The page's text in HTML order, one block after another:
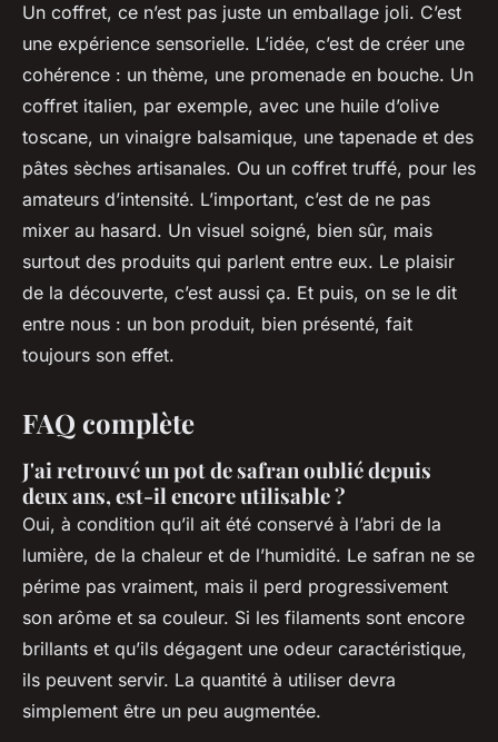
Un coffret, ce n’est pas juste un emballage joli. C’est
une expérience sensorielle. L’idée, c’est de créer une
cohérence : un thème, une promenade en bouche. Un
coffret italien, par exemple, avec une huile d’olive
toscane, un vinaigre balsamique, une tapenade et des
pâtes sèches artisanales. Ou un coffret truffé, pour les
amateurs d’intensité. L’important, c’est de ne pas
mixer au hasard. Un visuel soigné, bien sûr, mais
surtout des produits qui parlent entre eux. Le plaisir
de la découverte, c’est aussi ça. Et puis, on se le dit
entre nous : un bon produit, bien présenté, fait
toujours son effet.
FAQ complète
J'ai retrouvé un pot de safran oublié depuis
deux ans, est-il encore utilisable ?
Oui, à condition qu’il ait été conservé à l’abri de la
lumière, de la chaleur et de l’humidité. Le safran ne se
périme pas vraiment, mais il perd progressivement
son arôme et sa couleur. Si les filaments sont encore
brillants et qu’ils dégagent une odeur caractéristique,
ils peuvent servir. La quantité à utiliser devra
simplement être un peu augmentée.